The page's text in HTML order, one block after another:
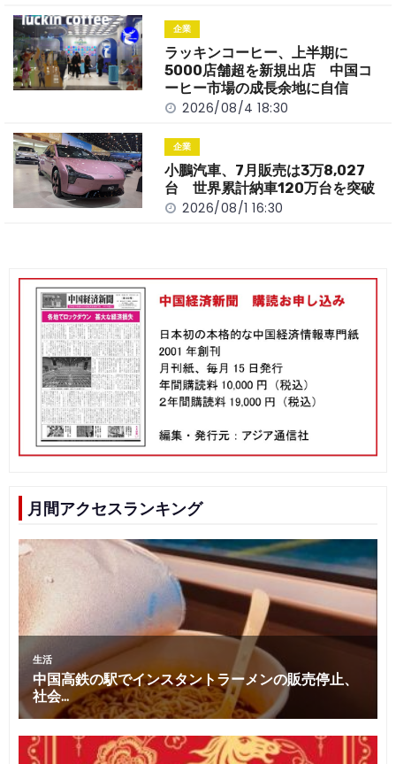
企業
ラッキンコーヒー、上半期に
5000店舗超を新規出店 中国コ
ーヒー市場の成長余地に自信
2026/08/4 18:30
企業
小鵬汽車、7月販売は3万8,027
台 世界累計納車120万台を突破
2026/08/1 16:30
月間アクセスランキング